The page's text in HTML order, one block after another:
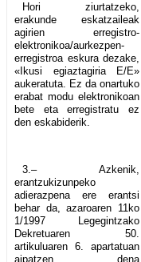
Hori ziurtatzeko,
erakunde eskatzaileak
agirien erregistro-
elektronikoa/aurkezpen-
erregistroa eskura dezake,
«Ikusi egiaztagiria E/E»
aukeratuta. Ez da onartuko
erabat modu elektronikoan
bete eta erregistratu ez
den eskabiderik.
3.– Azkenik,
erantzukizunpeko
adierazpena ere erantsi
behar da, azaroaren 11ko
1/1997 Legegintzako
Dekretuaren 50.
artikuluaren 6. apartatuan
aipatzen dena